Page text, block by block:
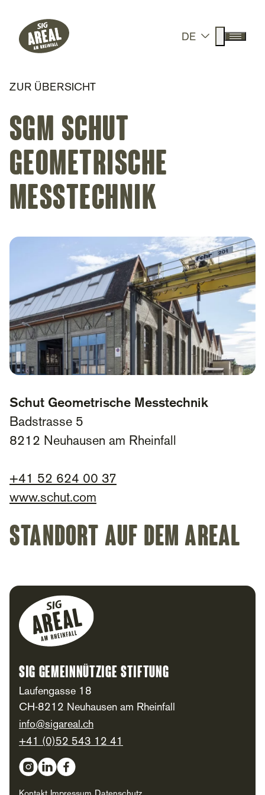
Header
SIG Gemeinnützige Stiftung
DE
Suche
Menü
Hauptnavigation
ZUR ÜBERSICHT
SGM Schut
Geometrische
Messtechnik
Schut Geometrische Messtechnik
Badstrasse 5
8212 Neuhausen am Rheinfall
+41 52 624 00 37
www.schut.com
Standort auf dem Areal
SIG Gemeinnützige Stiftung
Laufengasse 18
CH-8212 Neuhausen am Rheinfall
info@sigareal.ch
+41 (0)52 543 12 41
Social Media